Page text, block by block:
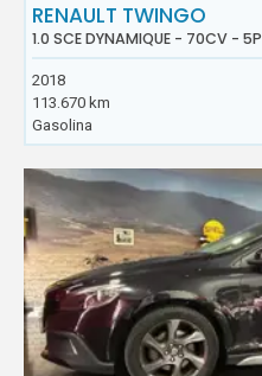
RENAULT TWINGO
1.0 SCE DYNAMIQUE - 70CV - 5P
2018
113.670 km
Gasolina